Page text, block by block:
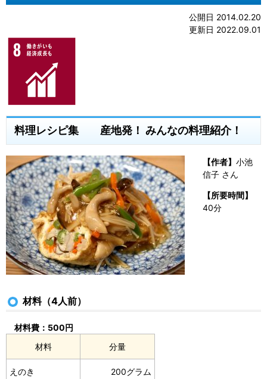
公開日 2014.02.20
更新日 2022.09.01
料理レシピ集 産地発！ みんなの料理紹介！
【作者】 小池
信子 さん
【所要時間】
40分
材料（4人前）
材料費：500円
材料
分量
えのき 200グラム